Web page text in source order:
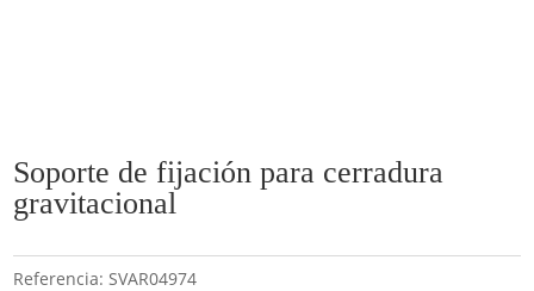
Soporte de fijación para cerradura
gravitacional
Referencia: SVAR04974